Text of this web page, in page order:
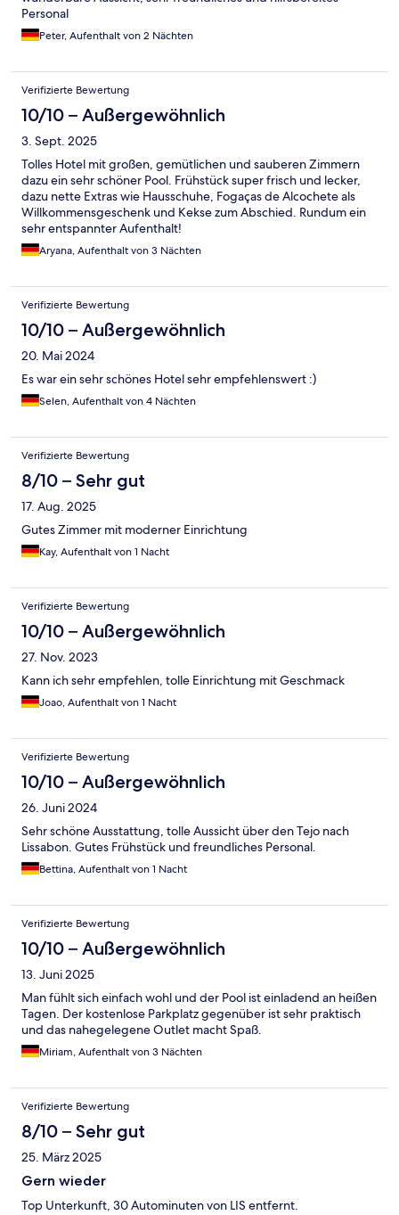
Personal
Peter, Aufenthalt von 2 Nächten
Verifizierte Bewertung
10/10 – Außergewöhnlich
3. Sept. 2025
Tolles Hotel mit großen, gemütlichen und sauberen Zimmern
dazu ein sehr schöner Pool. Frühstück super frisch und lecker,
dazu nette Extras wie Hausschuhe, Fogaças de Alcochete als
Willkommensgeschenk und Kekse zum Abschied. Rundum ein
sehr entspannter Aufenthalt!
Aryana, Aufenthalt von 3 Nächten
Verifizierte Bewertung
10/10 – Außergewöhnlich
20. Mai 2024
Es war ein sehr schönes Hotel sehr empfehlenswert :)
Selen, Aufenthalt von 4 Nächten
Verifizierte Bewertung
8/10 – Sehr gut
17. Aug. 2025
Gutes Zimmer mit moderner Einrichtung
Kay, Aufenthalt von 1 Nacht
Verifizierte Bewertung
10/10 – Außergewöhnlich
27. Nov. 2023
Kann ich sehr empfehlen, tolle Einrichtung mit Geschmack
Joao, Aufenthalt von 1 Nacht
Verifizierte Bewertung
10/10 – Außergewöhnlich
26. Juni 2024
Sehr schöne Ausstattung, tolle Aussicht über den Tejo nach
Lissabon. Gutes Frühstück und freundliches Personal.
Bettina, Aufenthalt von 1 Nacht
Verifizierte Bewertung
10/10 – Außergewöhnlich
13. Juni 2025
Man fühlt sich einfach wohl und der Pool ist einladend an heißen
Tagen. Der kostenlose Parkplatz gegenüber ist sehr praktisch
und das nahegelegene Outlet macht Spaß.
Miriam, Aufenthalt von 3 Nächten
Verifizierte Bewertung
8/10 – Sehr gut
25. März 2025
Gern wieder
Top Unterkunft, 30 Autominuten von LIS entfernt.